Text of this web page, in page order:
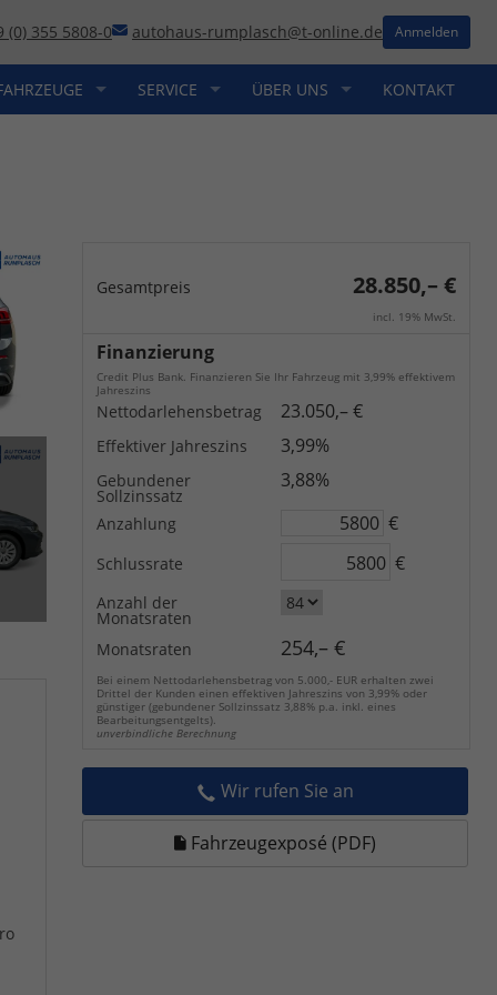
(0) 355 5808-0 autohaus-rumplasch@t-online.de Anmelden
SERVICE ÜBER UNS KONTAKT
Gesamtpreis 28.850,– €
incl. 19% MwSt.
Finanzierung
Credit Plus Bank. Finanzieren Sie Ihr Fahrzeug mit 3,99% effektivem
Jahreszins
Nettodarlehensbetrag 23.050,– €
Effektiver Jahreszins 3,99%
Gebundener
Sollzinssatz
3,88%
Anzahlung €
Schlussrate €
Anzahl der
Monatsraten
Monatsraten
254,– €
Bei einem Nettodarlehensbetrag von 5.000,- EUR erhalten zwei
Drittel der Kunden einen effektiven Jahreszins von 3,99% oder
günstiger (gebundener Sollzinssatz 3,88% p.a. inkl. eines
Bearbeitungsentgelts).
unverbindliche Berechnung
Wir rufen Sie an
Fahrzeugexposé (PDF)